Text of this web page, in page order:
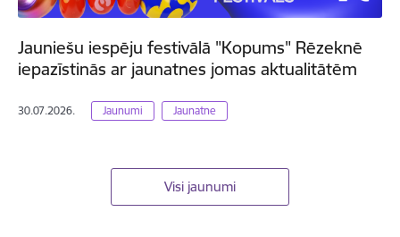
Jauniešu iespēju festivālā "Kopums" Rēzeknē
iepazīstinās ar jaunatnes jomas aktualitātēm
30.07.2026. Jaunumi Jaunatne
Visi jaunumi